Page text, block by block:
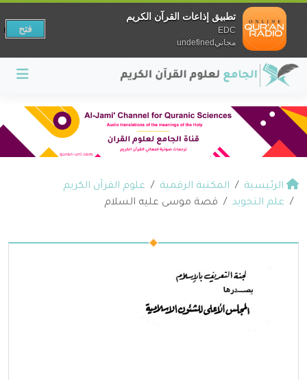
الرئيسية المكتبة الرقمية
علوم القرآن الكريم
علم التجويد
قصة موسى عليه السلام
تطبيق إذاعات القرآن الكريم
EDC
مجانيundefined
فتح